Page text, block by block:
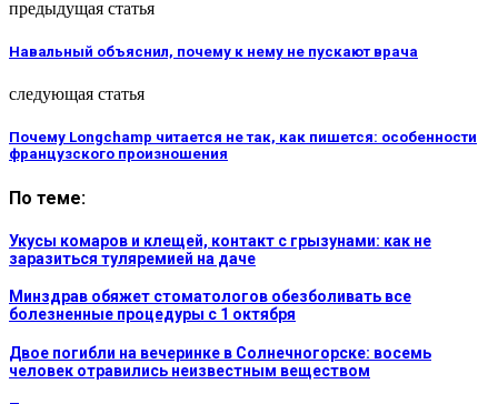
предыдущая статья
Навальный объяснил, почему к нему не пускают врача
следующая статья
Почему Longchamp читается не так, как пишется: особенности
французского произношения
По теме:
Укусы комаров и клещей, контакт с грызунами: как не
заразиться туляремией на даче
Минздрав обяжет стоматологов обезболивать все
болезненные процедуры с 1 октября
Двое погибли на вечеринке в Солнечногорске: восемь
человек отравились неизвестным веществом